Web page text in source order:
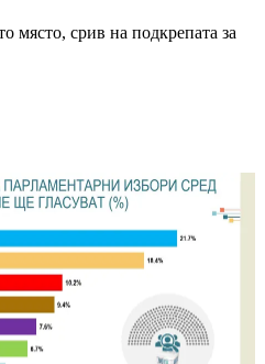
място, срив на подкрепата за